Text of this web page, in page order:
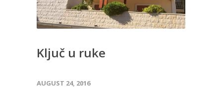
Ključ u ruke
AUGUST 24, 2016